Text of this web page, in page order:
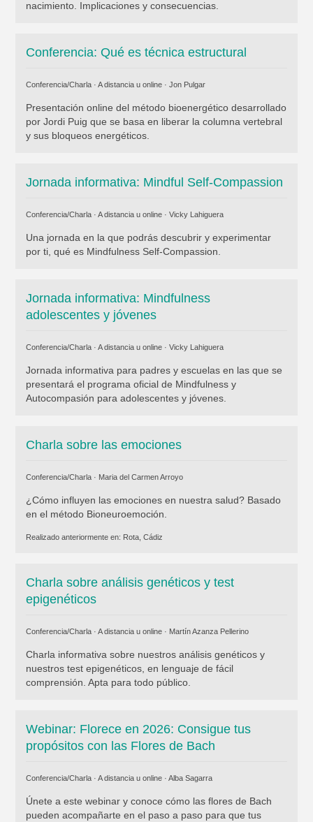
nacimiento. Implicaciones y consecuencias.
Conferencia: Qué es técnica estructural
Conferencia/Charla · A distancia u online · Jon Pulgar
Presentación online del método bioenergético desarrollado
por Jordi Puig que se basa en liberar la columna vertebral
y sus bloqueos energéticos.
Jornada informativa: Mindful Self-Compassion
Conferencia/Charla · A distancia u online · Vicky Lahiguera
Una jornada en la que podrás descubrir y experimentar
por ti, qué es Mindfulness Self-Compassion.
Jornada informativa: Mindfulness
adolescentes y jóvenes
Conferencia/Charla · A distancia u online · Vicky Lahiguera
Jornada informativa para padres y escuelas en las que se
presentará el programa oficial de Mindfulness y
Autocompasión para adolescentes y jóvenes.
Charla sobre las emociones
Conferencia/Charla · Maria del Carmen Arroyo
¿Cómo influyen las emociones en nuestra salud? Basado
en el método Bioneuroemoción.
Realizado anteriormente en: Rota, Cádiz
Charla sobre análisis genéticos y test
epigenéticos
Conferencia/Charla · A distancia u online · Martín Azanza Pellerino
Charla informativa sobre nuestros análisis genéticos y
nuestros test epigenéticos, en lenguaje de fácil
comprensión. Apta para todo público.
Webinar: Florece en 2026: Consigue tus
propósitos con las Flores de Bach
Conferencia/Charla · A distancia u online · Alba Sagarra
Únete a este webinar y conoce cómo las flores de Bach
pueden acompañarte en el paso a paso para que tus